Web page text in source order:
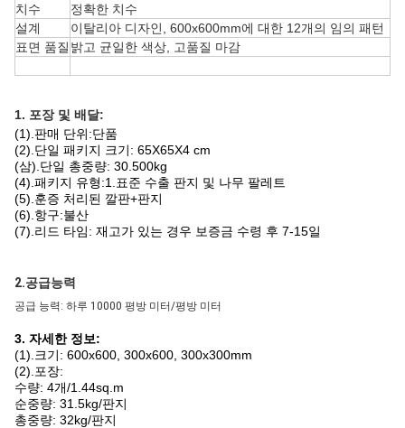
치수
정확한 치수
설계
이탈리아 디자인, 600x600mm에 대한 12개의 임의 패턴
표면 품질 밝고 균일한 색상, 고품질 마감
1. 포장 및 배달:
(1).판매 단위:단품
(2).단일 패키지 크기: 65X65X4 cm
(삼).단일 총중량: 30.500kg
(4).패키지 유형:1.표준 수출 판지 및 나무 팔레트
(5).훈증 처리된 깔판+판지
(6).항구:불산
(7).리드 타임: 재고가 있는 경우 보증금 수령 후 7-15일
2.공급능력
공급 능력: 하루 10000 평방 미터/평방 미터
3. 자세한 정보:
(1).크기: 600x600, 300x600, 300x300mm
(2).포장:
수량: 4개/1.44sq.m
순중량: 31.5kg/판지
총중량: 32kg/판지